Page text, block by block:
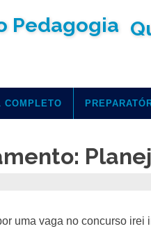
COMPLETO
uma vaga no concurso